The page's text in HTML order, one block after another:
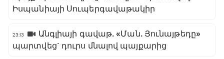
Իսպանիայի Սուպերգավաթակիր
23:13
Անգլիայի գավաթ. «Ման. Յունայթեդը»
պարտվեց` դուրս մնալով պայքարից